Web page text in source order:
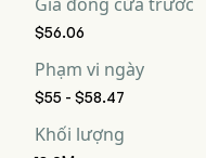
$56.06
Phạm vi ngày
$55 - $58.47
Khối lượng